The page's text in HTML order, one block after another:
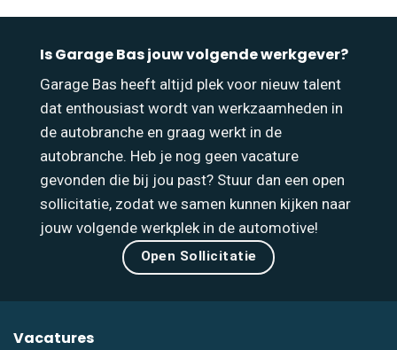
Is Garage Bas jouw volgende werkgever?
Garage Bas heeft altijd plek voor nieuw talent
dat enthousiast wordt van werkzaamheden in
de autobranche en graag werkt in de
autobranche. Heb je nog geen vacature
gevonden die bij jou past? Stuur dan een open
sollicitatie, zodat we samen kunnen kijken naar
jouw volgende werkplek in de automotive!
Open Sollicitatie
Vacatures